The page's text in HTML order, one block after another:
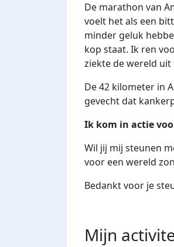
De marathon van
voelt het als een
minder geluk
kop staat. Ik ren
ziekte de wereld uit
De 42 kilometer in
gevecht dat
Ik kom in actie
Wil jij mij steunen
voor een wereld
Bedankt voor je
Mijn